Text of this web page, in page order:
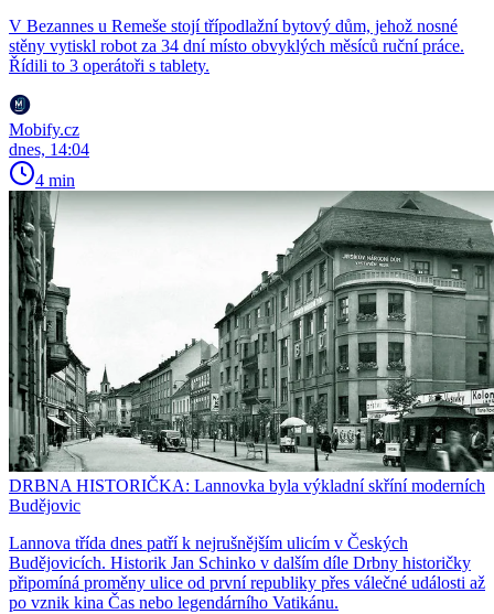
V Bezannes u Remeše stojí třípodlažní bytový dům, jehož nosné
stěny vytiskl robot za 34 dní místo obvyklých měsíců ruční práce.
Řídili to 3 operátoři s tablety.
Mobify.cz
dnes, 14:04
4 min
DRBNA HISTORIČKA: Lannovka byla výkladní skříní moderních
Budějovic
Lannova třída dnes patří k nejrušnějším ulicím v Českých
Budějovicích. Historik Jan Schinko v dalším díle Drbny historičky
připomíná proměny ulice od první republiky přes válečné události až
po vznik kina Čas nebo legendárního Vatikánu.